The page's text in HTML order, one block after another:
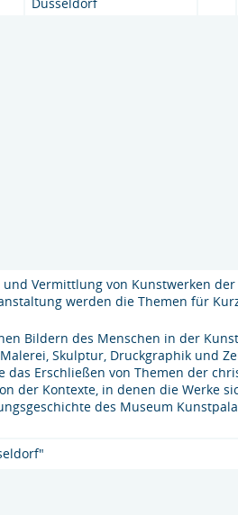
Vermittlung von Kunstwerken
werden die Themen für
Bildern des Menschen in der
Skulptur, Druckgraphik und
Erschließen von Themen der
der Kontexte, in denen die Werke
des Museum